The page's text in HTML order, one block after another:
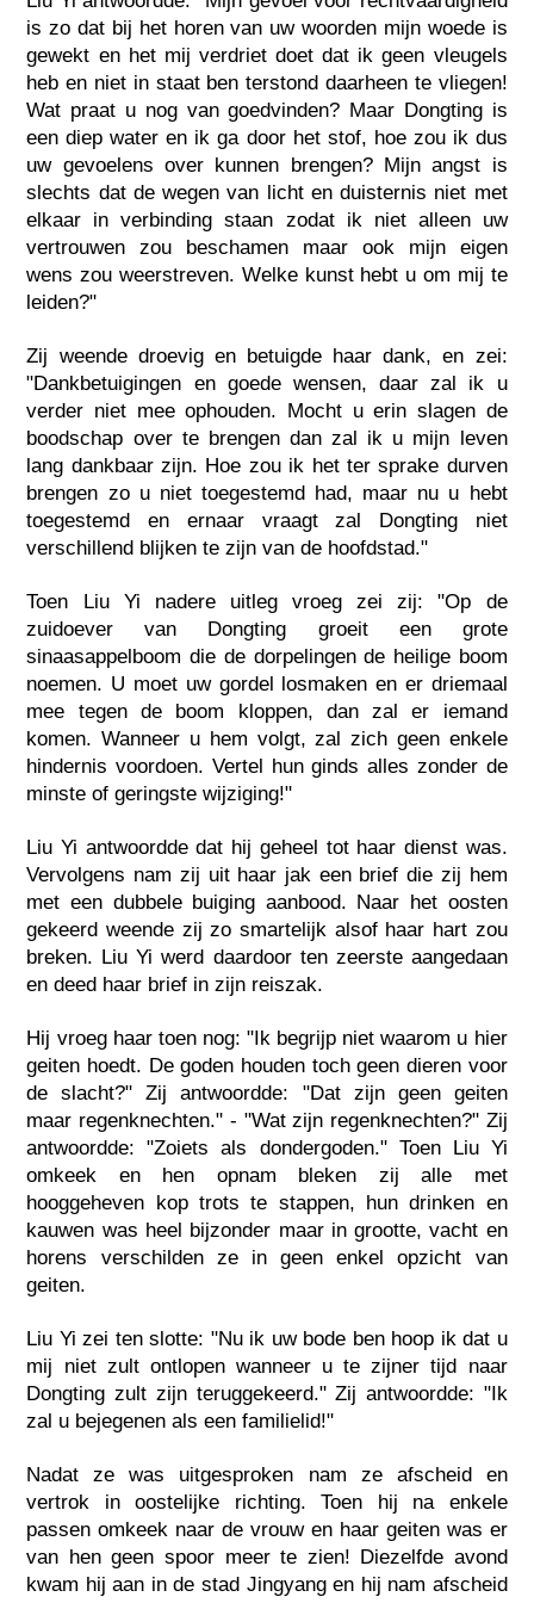
is zo dat bij het horen van uw woorden mijn woede is
gewekt en het mij verdriet doet dat ik geen vleugels
heb en niet in staat ben terstond daarheen te vliegen!
Wat praat u nog van goedvinden? Maar Dongting is
een diep water en ik ga door het stof, hoe zou ik dus
uw gevoelens over kunnen brengen? Mijn angst is
slechts dat de wegen van licht en duisternis niet met
elkaar in verbinding staan zodat ik niet alleen uw
vertrouwen zou beschamen maar ook mijn eigen
wens zou weerstreven. Welke kunst hebt u om mij te
leiden?"
Zij weende droevig en betuigde haar dank, en zei:
"Dankbetuigingen en goede wensen, daar zal ik u
verder niet mee ophouden. Mocht u erin slagen de
boodschap over te brengen dan zal ik u mijn leven
lang dankbaar zijn. Hoe zou ik het ter sprake durven
brengen zo u niet toegestemd had, maar nu u hebt
toegestemd en ernaar vraagt zal Dongting niet
verschillend blijken te zijn van de hoofdstad."
Toen Liu Yi nadere uitleg vroeg zei zij: "Op de
zuidoever van Dongting groeit een grote
sinaasappelboom die de dorpelingen de heilige boom
noemen. U moet uw gordel losmaken en er driemaal
mee tegen de boom kloppen, dan zal er iemand
komen. Wanneer u hem volgt, zal zich geen enkele
hindernis voordoen. Vertel hun ginds alles zonder de
minste of geringste wijziging!"
Liu Yi antwoordde dat hij geheel tot haar dienst was.
Vervolgens nam zij uit haar jak een brief die zij hem
met een dubbele buiging aanbood. Naar het oosten
gekeerd weende zij zo smartelijk alsof haar hart zou
breken. Liu Yi werd daardoor ten zeerste aangedaan
en deed haar brief in zijn reiszak.
Hij vroeg haar toen nog: "Ik begrijp niet waarom u hier
geiten hoedt. De goden houden toch geen dieren voor
de slacht?" Zij antwoordde: "Dat zijn geen geiten
maar regenknechten." - "Wat zijn regenknechten?" Zij
antwoordde: "Zoiets als dondergoden." Toen Liu Yi
omkeek en hen opnam bleken zij alle met
hooggeheven kop trots te stappen, hun drinken en
kauwen was heel bijzonder maar in grootte, vacht en
horens verschilden ze in geen enkel opzicht van
geiten.
Liu Yi zei ten slotte: "Nu ik uw bode ben hoop ik dat u
mij niet zult ontlopen wanneer u te zijner tijd naar
Dongting zult zijn teruggekeerd." Zij antwoordde: "Ik
zal u bejegenen als een familielid!"
Nadat ze was uitgesproken nam ze afscheid en
vertrok in oostelijke richting. Toen hij na enkele
passen omkeek naar de vrouw en haar geiten was er
van hen geen spoor meer te zien! Diezelfde avond
kwam hij aan in de stad Jingyang en hij nam afscheid